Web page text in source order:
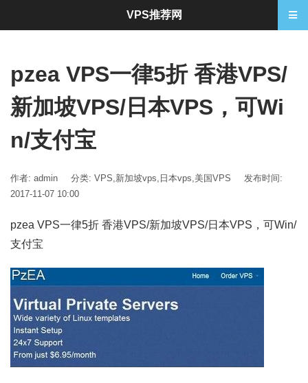
pzea VPS一律5折 香港VPS/
新加坡VPS/日本VPS，可Wi
n/支付宝
作者: admin 分类: VPS,新加坡vps, 日本vps,美国VPS
发布时间:
2017-11-07 10:00
pzea VPS一律5折 香港VPS/新加坡VPS/日本VPS，可Win/
支付宝
VPS推荐网